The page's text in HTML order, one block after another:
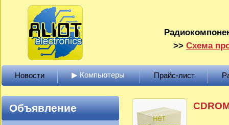
>> Схема
Новости ▶ Компьютеры Прайс-лист
Объявление